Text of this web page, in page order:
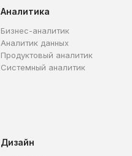
Аналитика
Бизнес-аналитик
Аналитик данных
Продуктовый аналитик
Системный аналитик
Дизайн